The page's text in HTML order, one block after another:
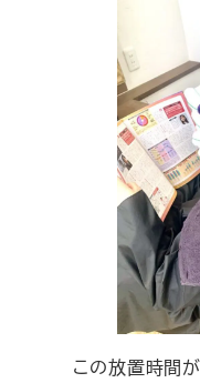
この放置時間